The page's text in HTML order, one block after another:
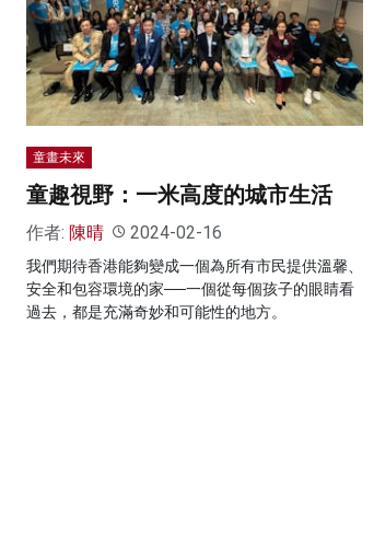
童畫未來
童趣視野：一米高度的城市生活
作者: 陳晴 2024-02-16
我們期待香港能夠變成一個為所有市民提供溫馨、
安全和包容環境的家──一個從每個孩子的眼睛看
過去，都是充滿奇妙和可能性的地方。